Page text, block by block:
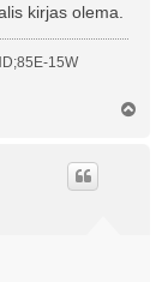
kirjas olema.
15W